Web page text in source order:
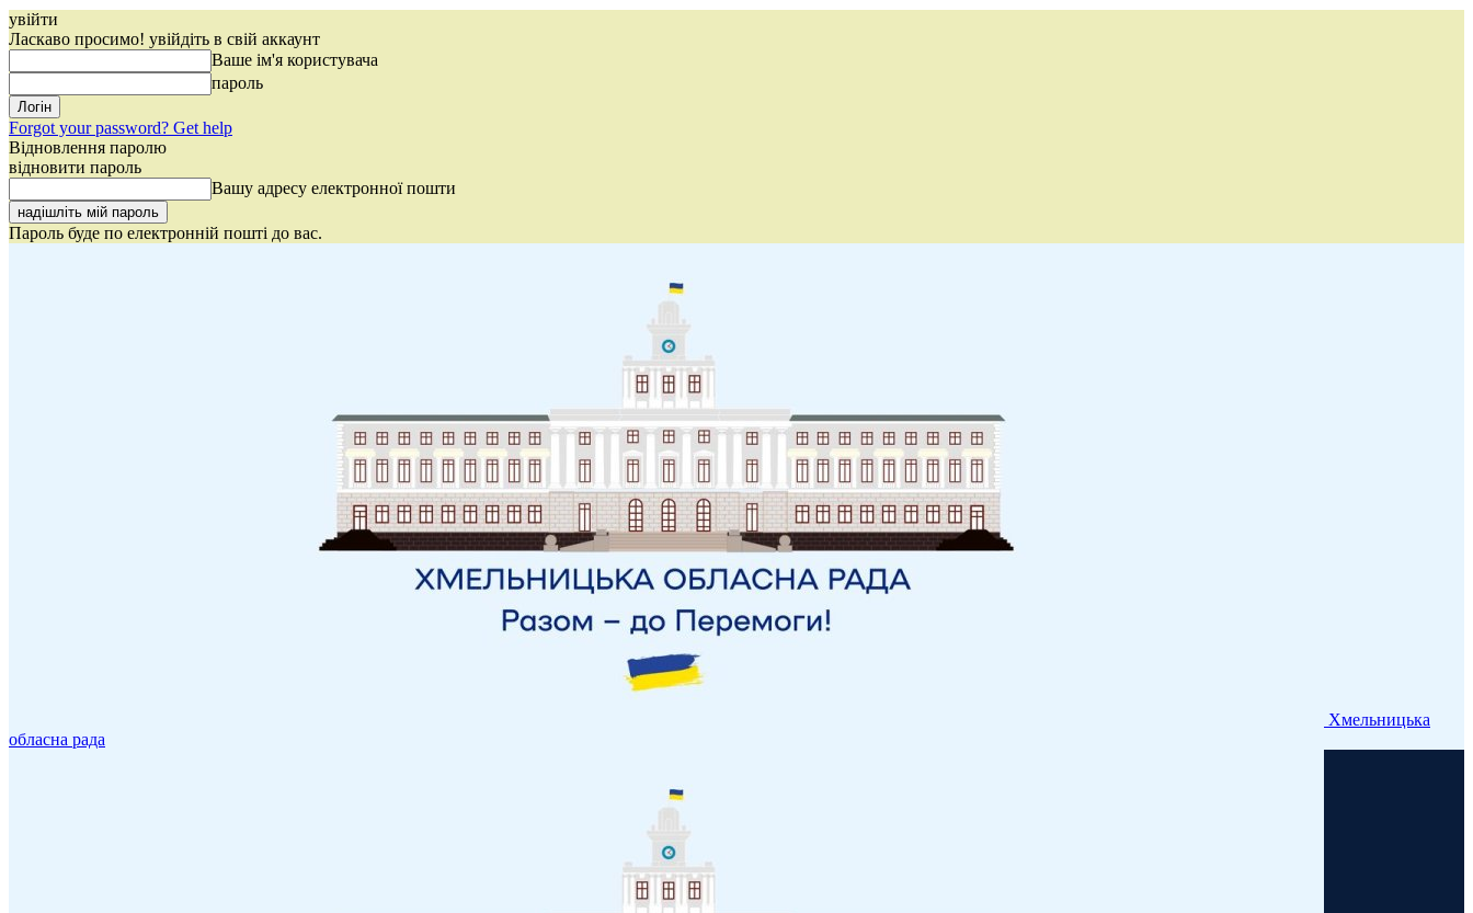
увійти
Ласкаво просимо! увійдіть в свій аккаунт
Ваше ім'я користувача
пароль
Forgot your password? Get help
Відновлення паролю
відновити пароль
Вашу адресу електронної пошти
Пароль буде по електронній пошті до вас.
Хмельницька
обласна рада